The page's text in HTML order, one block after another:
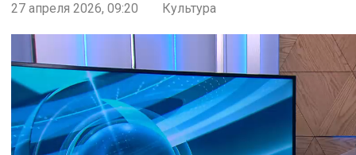
27 апреля 2026, 09:20 Культура